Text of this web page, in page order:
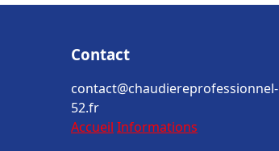
Contact
contact@chaudiereprofessionnel-
52.fr
Accueil Informations